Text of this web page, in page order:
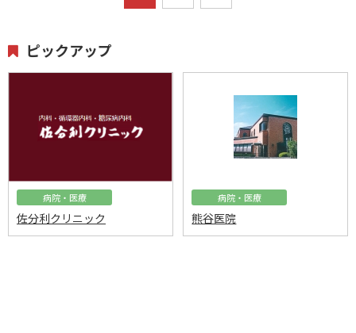
ピックアップ
病院・医療
佐分利クリニック
病院・医療
熊谷医院